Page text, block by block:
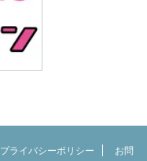
プライバシーポリシー
お問